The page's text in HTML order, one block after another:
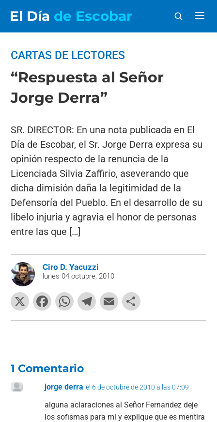
El Día de Escobar
CARTAS DE LECTORES
“Respuesta al Señor
Jorge Derra”
SR. DIRECTOR: En una nota publicada en El
Día de Escobar, el Sr. Jorge Derra expresa su
opinión respecto de la renuncia de la
Licenciada Silvia Zaffirio, aseverando que
dicha dimisión daña la legitimidad de la
Defensoría del Pueblo. En el desarrollo de su
libelo injuria y agravia el honor de personas
entre las que […]
Ciro D. Yacuzzi
lunes 04 octubre, 2010
X
F
a
b
o
o
k
W
h
A
p
p
T
el
E
m o
1 Comentario
jorge derra el 6 de octubre de 2010 a las 07:09
alguna aclaraciones al Señor Fernandez deje
los sofismas para mi y explique que es mentira